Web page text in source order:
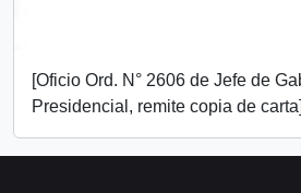
[Oficio Ord. N° 2606 de Jefe de
Presidencial, remite copia de carta]